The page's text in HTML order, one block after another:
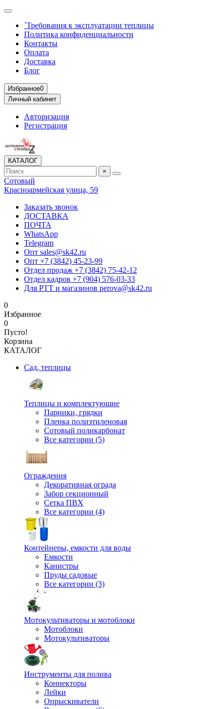
`Требования к эксплуатации теплицы
Политика конфиденциальности
Контакты
Оплата
Доставка
Блог
Избранное0
Личный кабинет
Авторизация
Регистрация
КАТАЛОГ
×
Сотовый
Красноармейская улица, 59
Заказать звонок
ДОСТАВКА
ПОЧТА
WhatsApp
Telegram
Опт sales@sk42.ru
Опт +7 (3842) 45-23-99
Отдел продаж +7 (3842) 75-42-12
Отдел кадров +7 (904) 576-03-33
Для РТТ и магазинов perova@sk42.ru
0
Избранное
0
Пусто!
Корзина
КАТАЛОГ
Сад, теплицы
Теплицы и комплектующие
Парники, грядки
Пленка полиэтиленовая
Сотовый поликарбонат
Все категории (5)
Ограждения
Декоративная ограда
Забор секционный
Сетка ПВХ
Все категории (4)
Контейнеры, емкости для воды
Емкости
Канистры
Пруды садовые
Все категории (3)
Мотокультиваторы и мотоблоки
Мотоблоки
Мотокультиваторы
Инструменты для полива
Коннекторы
Лейки
Опрыскиватели